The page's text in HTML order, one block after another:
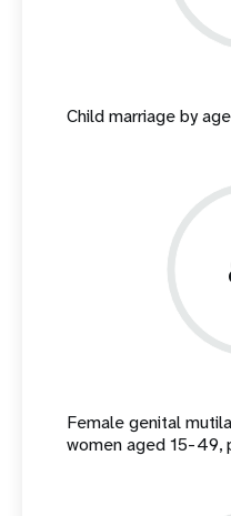
Child marriage by
Female genital
women aged 15-